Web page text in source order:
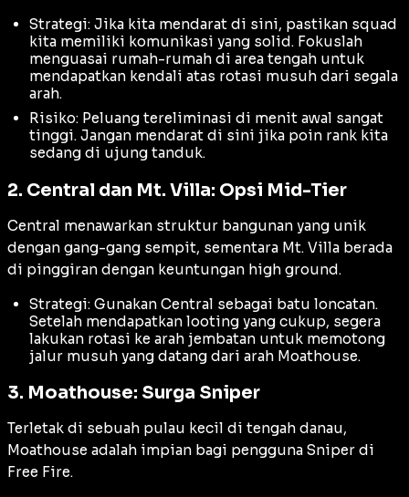
Strategi: Jika kita mendarat di sini, pastikan squad
kita memiliki komunikasi yang solid. Fokuslah
menguasai rumah-rumah di area tengah untuk
mendapatkan kendali atas rotasi musuh dari segala
arah.
Risiko: Peluang tereliminasi di menit awal sangat
tinggi. Jangan mendarat di sini jika poin rank kita
sedang di ujung tanduk.
2. Central dan Mt. Villa: Opsi Mid-Tier
Central menawarkan struktur bangunan yang unik
dengan gang-gang sempit, sementara Mt. Villa berada
di pinggiran dengan keuntungan high ground.
Strategi: Gunakan Central sebagai batu loncatan.
Setelah mendapatkan looting yang cukup, segera
lakukan rotasi ke arah jembatan untuk memotong
jalur musuh yang datang dari arah Moathouse.
3. Moathouse: Surga Sniper
Terletak di sebuah pulau kecil di tengah danau,
Moathouse adalah impian bagi pengguna Sniper di
Free Fire.